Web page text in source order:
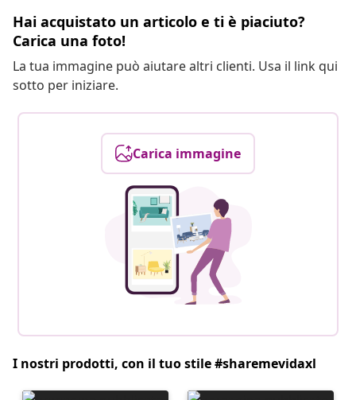
Hai acquistato un articolo e ti è piaciuto?
Carica una foto!
La tua immagine può aiutare altri clienti. Usa il link qui
sotto per iniziare.
Carica immagine
I nostri prodotti, con il tuo stile #sharemevidaxl